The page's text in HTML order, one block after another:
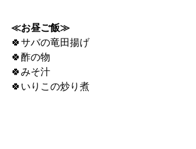
≪お昼ご飯≫
🍀サバの竜田揚げ
🍀酢の物
🍀みそ汁
🍀いりこの炒り煮